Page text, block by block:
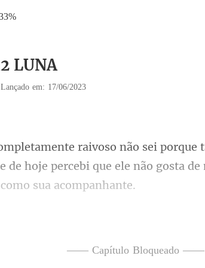
LUNA
Lançado em: 17/06/2023
de hoje percebi que ele não gost
—— Capítulo Bloqueado ——